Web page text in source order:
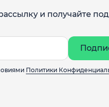
и получайте
Политики